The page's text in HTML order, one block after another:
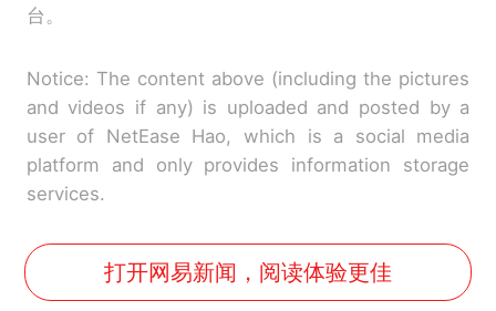
台。
Notice: The content above (including the pictures
and videos if any) is uploaded and posted by a
user of NetEase Hao, which is a social media
platform and only provides information storage
services.
打开网易新闻，阅读体验更佳